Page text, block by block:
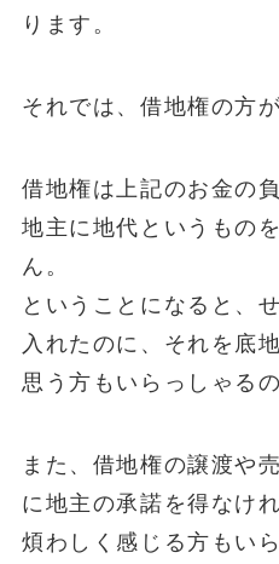
ります。
それでは、借地権の方
借地権は上記のお金の
地主に地代というもの
ん。
ということになると、
入れたのに、それを底
思う方もいらっしゃる
また、借地権の譲渡や
に地主の承諾を得なけ
煩わしく感じる方もい